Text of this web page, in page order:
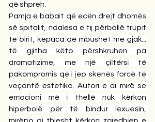
që shpreh.
Pamja e babait që ecën drejt dhomës
së spitalit, ndalesa e tij përballë trupit
të birit, këpuca që mbushet me gjak...
të gjitha këto përshkruhen pa
dramatizime, me një çiltërsi të
pakompromis që i jep skenës forcë të
veçantë estetike. Autori e di mirë se
emocioni më i thellë nuk kërkon
hiperbolë për të bindur lexuesin,